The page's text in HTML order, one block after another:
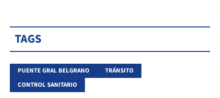
TAGS
PUENTE GRAL BELGRANO
TRÁNSITO
CONTROL SANITARIO